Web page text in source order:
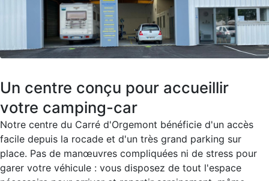
Un centre conçu pour accueillir
votre camping-car
Notre centre du Carré d'Orgemont bénéficie d'un accès
facile depuis la rocade et d'un très grand parking sur
place. Pas de manœuvres compliquées ni de stress pour
garer votre véhicule : vous disposez de tout l'espace